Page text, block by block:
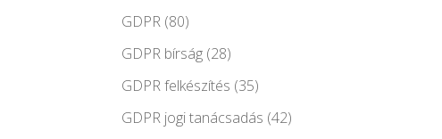
GDPR(80)
GDPR bírság(28)
GDPR felkészítés (35)
GDPR jogi tanácsadás (42)